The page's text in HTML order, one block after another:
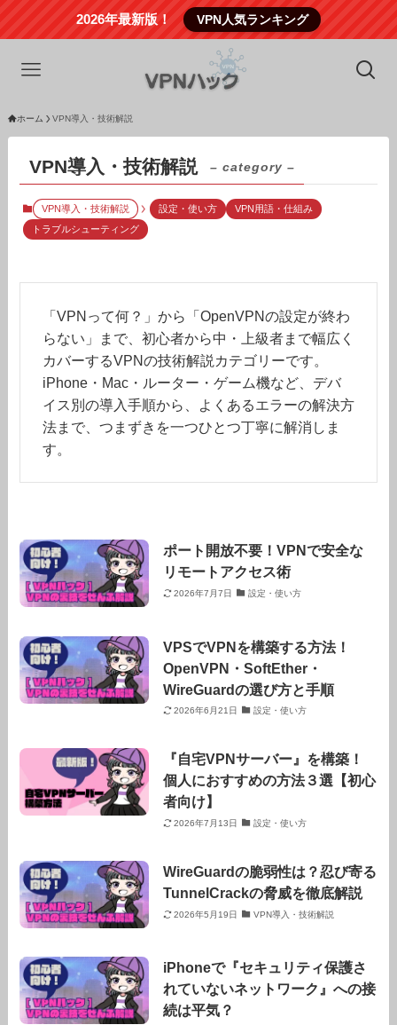
2026年最新版！ VPN人気ランキング
ホーム VPN導入・技術解説
VPN導入・技術解説 – category –
VPN導入・技術解説 設定・使い方
VPN用語・仕組み
トラブルシューティング
「VPNって何？」から「OpenVPNの設定が終わ
らない」まで、初心者から中・上級者まで幅広く
カバーするVPNの技術解説カテゴリーです。
iPhone・Mac・ルーター・ゲーム機など、デバ
イス別の導入手順から、よくあるエラーの解決方
法まで、つまずきを一つひとつ丁寧に解消しま
す。
ポート開放不要！VPNで安全な
リモートアクセス術
2026年7月7日 設定・使い方
VPSでVPNを構築する方法！
OpenVPN・SoftEther・
WireGuardの選び方と手順
2026年6月21日 設定・使い方
『自宅VPNサーバー』を構築！
個人におすすめの方法３選【初心
者向け】
2026年7月13日 設定・使い方
WireGuardの脆弱性は？忍び寄る
TunnelCrackの脅威を徹底解説
2026年5月19日 VPN導入・技術解説
iPhoneで『セキュリティ保護さ
れていないネットワーク』への接
続は平気？